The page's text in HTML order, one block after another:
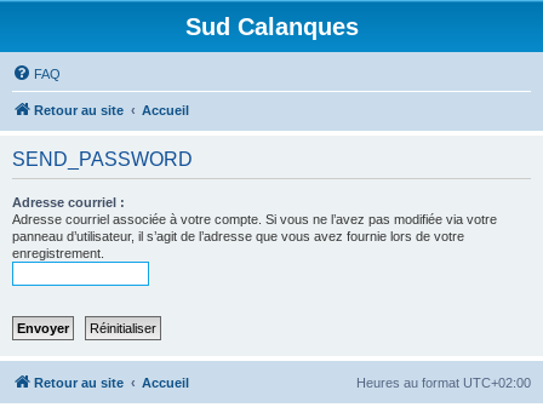
Sud Calanques
FAQ
Retour au site Accueil
SEND_PASSWORD
Adresse courriel :
Adresse courriel associée à votre compte. Si vous ne l’avez pas modifiée via votre
panneau d’utilisateur, il s’agit de l’adresse que vous avez fournie lors de votre
enregistrement.
Retour au site Accueil Heures au format UTC+02:00